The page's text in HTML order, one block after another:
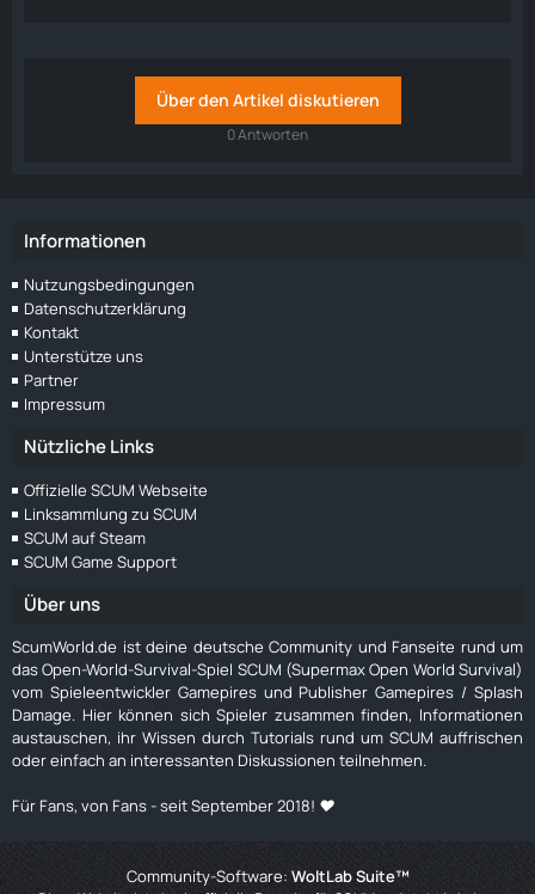
Über den Artikel diskutieren
0 Antworten
Informationen
Nutzungsbedingungen
Datenschutzerklärung
Kontakt
Unterstütze uns
Partner
Impressum
Nützliche Links
Offizielle SCUM Webseite
Linksammlung zu SCUM
SCUM auf Steam
SCUM Game Support
Über uns
ScumWorld.de ist deine deutsche Community und Fanseite rund um
das Open-World-Survival-Spiel SCUM (Supermax Open World Survival)
vom Spieleentwickler Gamepires und Publisher Gamepires / Splash
Damage. Hier können sich Spieler zusammen finden, Informationen
austauschen, ihr Wissen durch Tutorials rund um SCUM auffrischen
oder einfach an interessanten Diskussionen teilnehmen.
Für Fans, von Fans - seit September 2018! ❤️
Community-Software: WoltLab Suite™